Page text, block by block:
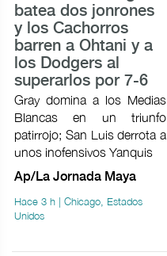
batea dos jonrones
y los Cachorros
barren a Ohtani y a
los Dodgers al
superarlos por 7-6
Gray domina a los Medias
Blancas en un triunfo
patirrojo; San Luis derrota a
unos inofensivos Yanquis
Ap/La Jornada Maya
Hace 3 h | Chicago, Estados
Unidos